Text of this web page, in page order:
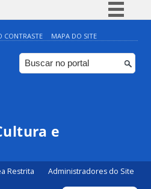
Simplifique!
Comunica BR
Participe
CONTRASTE MAPA DO SITE
e
Restrita Administradores do Site